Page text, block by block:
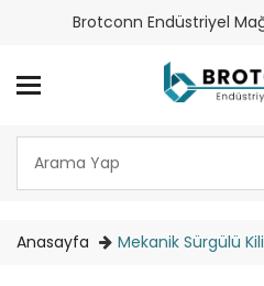
Brotconn Endüstriyel
Anasayfa Mekanik Sürgülü